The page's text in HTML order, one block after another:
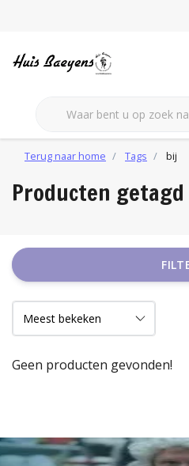
Terug naar home Tags bij
Producten
Geen producten gevonden!